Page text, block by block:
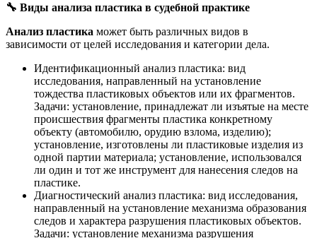
🔧 Виды анализа пластика в судебной практике
Анализ пластика может быть различных видов в
зависимости от целей исследования и категории дела.
Идентификационный анализ пластика: вид
исследования, направленный на установление
тождества пластиковых объектов или их фрагментов.
Задачи: установление, принадлежат ли изъятые на месте
происшествия фрагменты пластика конкретному
объекту (автомобилю, орудию взлома, изделию);
установление, изготовлены ли пластиковые изделия из
одной партии материала; установление, использовался
ли один и тот же инструмент для нанесения следов на
пластике.
Диагностический анализ пластика: вид исследования,
направленный на установление механизма образования
следов и характера разрушения пластиковых объектов.
Задачи: установление механизма разрушения